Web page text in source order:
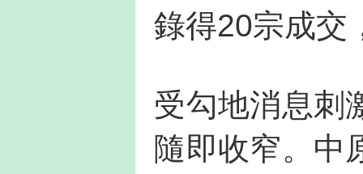
錄得20宗成交
受勾地消息刺
隨即收窄。中